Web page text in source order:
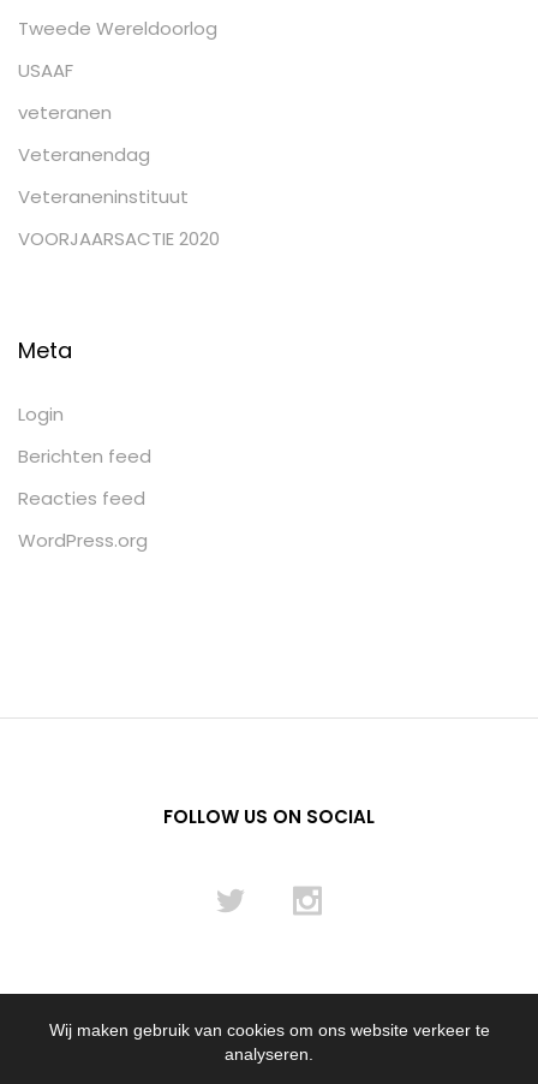
Wij maken gebruik van cookies om ons website verkeer te
analyseren.
Tweede Wereldoorlog
USAAF
veteranen
Veteranendag
Veteraneninstituut
VOORJAARSACTIE 2020
Meta
Login
Berichten feed
Reacties feed
WordPress.org
FOLLOW US ON SOCIAL
© 2012 - 2024 Flying Pencil NL B.V.